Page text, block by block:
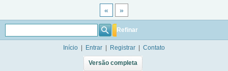
« »
Refinar
Início Entrar Registrar Contato
Versão completa